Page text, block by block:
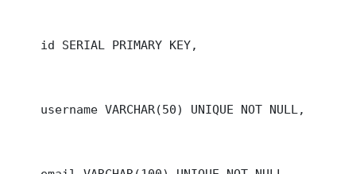
    id SERIAL PRIMARY KEY,
    username VARCHAR(50) UNIQUE NOT NULL,